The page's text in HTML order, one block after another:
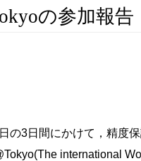
の参加報告
の3日間にかけて，精度
international